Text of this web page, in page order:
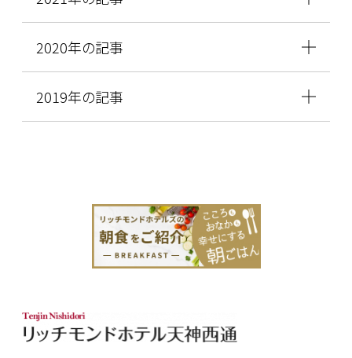
2020年の記事
2019年の記事